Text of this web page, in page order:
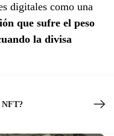
digitales como una
que sufre el peso
la divisa
NFT?